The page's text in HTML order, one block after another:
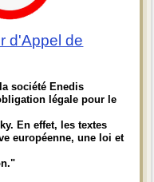
d'Appel de
société Enedis
légale pour le
En effet, les textes
européenne, une loi et